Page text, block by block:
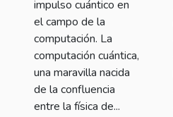
impulso cuántico en
el campo de la
computación. La
computación cuántica,
una maravilla nacida
de la confluencia
entre la física de...